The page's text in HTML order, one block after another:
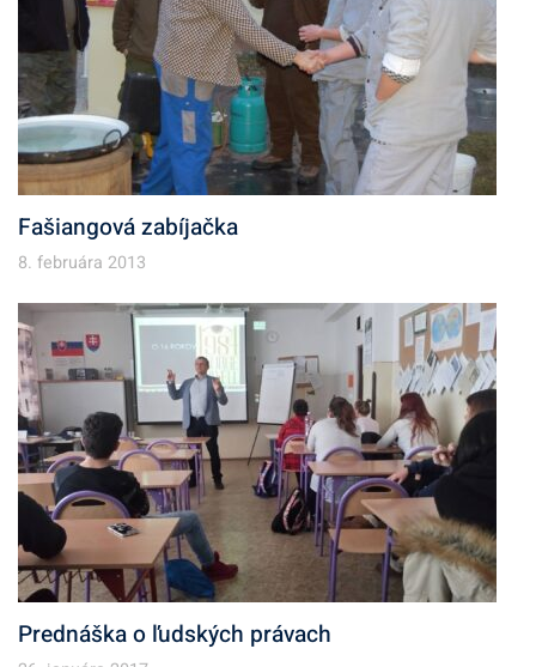
Fašiangová zabíjačka
8. februára 2013
Prednáška o ľudských právach